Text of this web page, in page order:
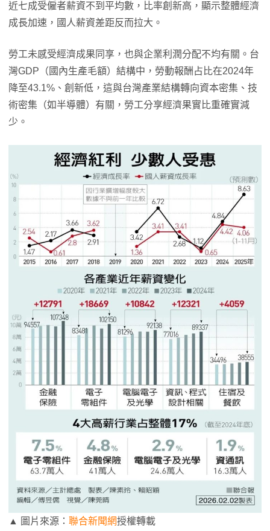
近七成受僱者薪資不到平均數，比率創新高，顯示整體經濟
成長加速，國人薪資差距反而拉大。
勞工未感受經濟成果同享，也與企業利潤分配不均有關。台
灣GDP（國內生產毛額）結構中，勞動報酬占比在2024年
降至43.1%、創新低，這與台灣產業結構轉向資本密集、技
術密集（如半導體）有關，勞工分享經濟果實比重確實減
少。
▲ 圖片來源： 聯合新聞網授權轉載